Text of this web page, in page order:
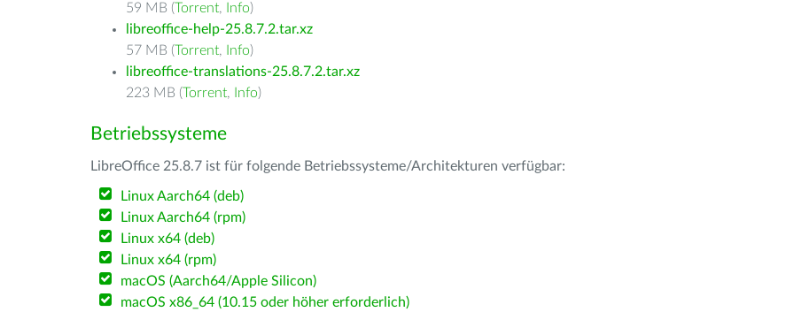
59 MB (Torrent, Info)
libreoffice-help-25.8.7.2.tar.xz
57 MB (Torrent, Info)
libreoffice-translations-25.8.7.2.tar.xz
223 MB (Torrent, Info)
Betriebssysteme
LibreOffice 25.8.7 ist für folgende Betriebssysteme/Architekturen verfügbar:
Linux Aarch64 (deb)
Linux Aarch64 (rpm)
Linux x64 (deb)
Linux x64 (rpm)
macOS (Aarch64/Apple Silicon)
macOS x86_64 (10.15 oder höher erforderlich)